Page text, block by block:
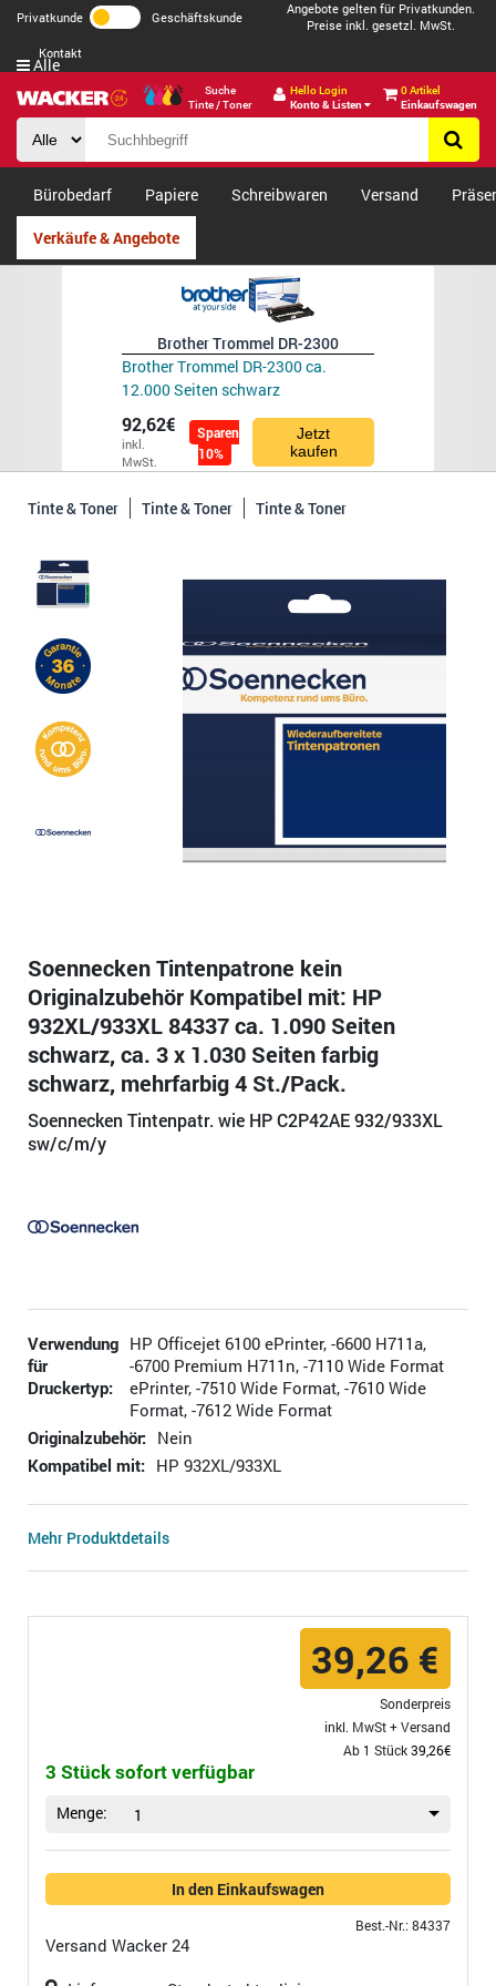
Privatkunde Geschäftskunde
Angebote gelten für Privatkunden.
Preise inkl. gesetzl. MwSt.
Kontakt
Suche
Tinte / Toner
Hello Login
Konto & Listen
0 Artikel
Einkaufswagen
Alle
Bürobedarf Papiere Schreibwaren Versand
Verkäufe & Angebote
Brother Trommel DR-2300
Brother Trommel DR-2300 ca.
12.000 Seiten schwarz
92,62€
inkl.
MwSt.
Sparen
10%
Jetzt
kaufen
Tinte & Toner Tinte & Toner Tinte & Toner
Soennecken Tintenpatrone kein
Originalzubehör Kompatibel mit: HP
932XL/933XL 84337 ca. 1.090 Seiten
schwarz, ca. 3 x 1.030 Seiten farbig
schwarz, mehrfarbig 4 St./Pack.
Soennecken Tintenpatr. wie HP C2P42AE 932/933XL
sw/c/m/y
Verwendung
für
Druckertyp:
HP Officejet 6100 ePrinter, -6600 H711a,
-6700 Premium H711n, -7110 Wide Format
ePrinter, -7510 Wide Format, -7610 Wide
Format, -7612 Wide Format
Originalzubehör: Nein
Kompatibel mit: HP 932XL/933XL
Mehr Produktdetails
39,26 €
Sonderpreis
inkl. MwSt +Versand
Ab 1 Stück39,26€
3 Stück sofort verfügbar
Menge: 1
In den Einkaufswagen
Best.-Nr.: 84337
Versand Wacker 24